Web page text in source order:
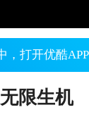
，打开优酷
无限生机